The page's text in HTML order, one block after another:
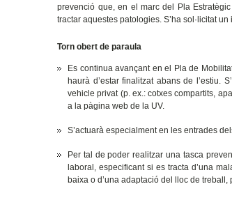
prevenció que, en el marc del Pla
tractar aquestes patologies. S’ha sol·licitat
Torn obert de paraula
Es continua avançant en el Pla de
haurà d’estar finalitzat abans de l’estiu.
vehicle privat (p. ex.: cotxes compartits,
a la pàgina web de la UV.
S’actuarà especialment en les entrades
Per tal de poder realitzar una tasca
laboral, especificant si es tracta d’una
baixa o d’una adaptació del lloc de treball,